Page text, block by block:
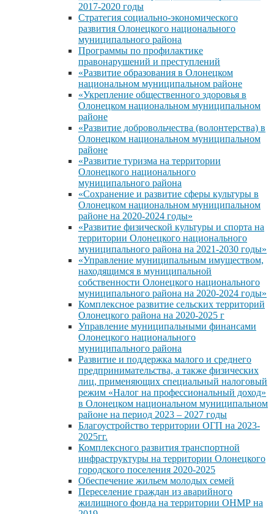
2017-2020 годы
Стратегия социально-экономического
развития Олонецкого национального
муниципального района
Программы по профилактике
правонарушений и преступлений
«Развитие образования в Олонецком
национальном муниципальном районе
«Укрепление общественного здоровья в
Олонецком национальном муниципальном
районе
«Развитие добровольчества (волонтерства) в
Олонецком национальном муниципальном
районе
«Развитие туризма на территории
Олонецкого национального
муниципального района
«Сохранение и развитие сферы культуры в
Олонецком национальном муниципальном
районе на 2020-2024 годы»
«Развитие физической культуры и спорта на
территории Олонецкого национального
муниципального района на 2021-2030 годы»
«Управление муниципальным имуществом,
находящимся в муниципальной
собственности Олонецкого национального
муниципального района на 2020-2024 годы»
Комплексное развитие сельских территорий
Олонецкого района на 2020-2025 г
Управление муниципальными финансами
Олонецкого национального
муниципального района
Развитие и поддержка малого и среднего
предпринимательства, а также физических
лиц, применяющих специальный налоговый
режим «Налог на профессиональный доход»
в Олонецком национальном муниципальном
районе на период 2023 – 2027 годы
Благоустройство территории ОГП на 2023-
2025гг.
Комплексного развития транспортной
инфраструктуры на территории Олонецкого
городского поселения 2020-2025
Обеспечение жильем молодых семей
Переселение граждан из аварийного
жилищного фонда на территории ОНМР на